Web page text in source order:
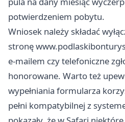
potwierdzeniem pobytu.
Wniosek należy składać
stronę
e-mailem czy telefoniczne
honorowane. Warto też
wypełniania formularza
pełni kompatybilnej z